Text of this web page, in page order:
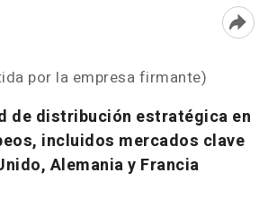
por la empresa firmante)
de distribución estratégica en
incluidos mercados clave
Alemania y Francia